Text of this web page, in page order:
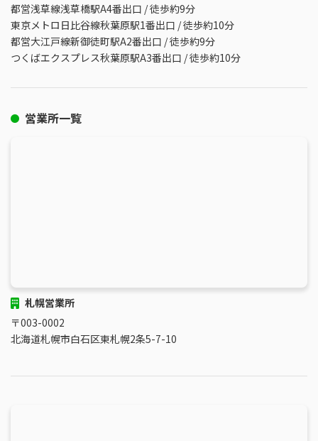
都営浅草線浅草橋駅A4番出口 / 徒歩約9分
東京メトロ日比谷線秋葉原駅1番出口 / 徒歩約10分
都営大江戸線新御徒町駅A2番出口 / 徒歩約9分
つくばエクスプレス秋葉原駅A3番出口 / 徒歩約10分
営業所一覧
札幌営業所
〒003-0002
北海道札幌市白石区東札幌2条5-7-10